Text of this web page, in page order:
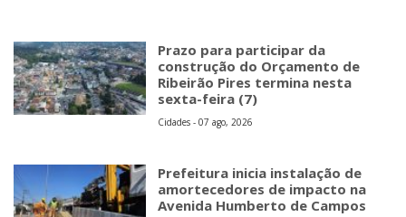
Prazo para participar da
construção do Orçamento de
Ribeirão Pires termina nesta
sexta-feira (7)
Cidades - 07 ago, 2026
Prefeitura inicia instalação de
amortecedores de impacto na
Avenida Humberto de Campos